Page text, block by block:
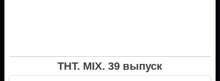
ТНТ. MIX. 39 выпуск